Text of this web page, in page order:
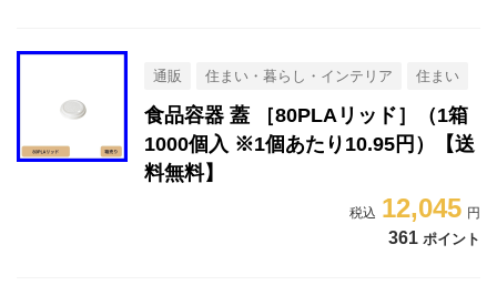
通販 住まい・暮らし・インテリア 住まい
食品容器 蓋 ［80PLAリッド］（1箱
1000個入 ※1個あたり10.95円）【送
料無料】
12,045
361 ポイント